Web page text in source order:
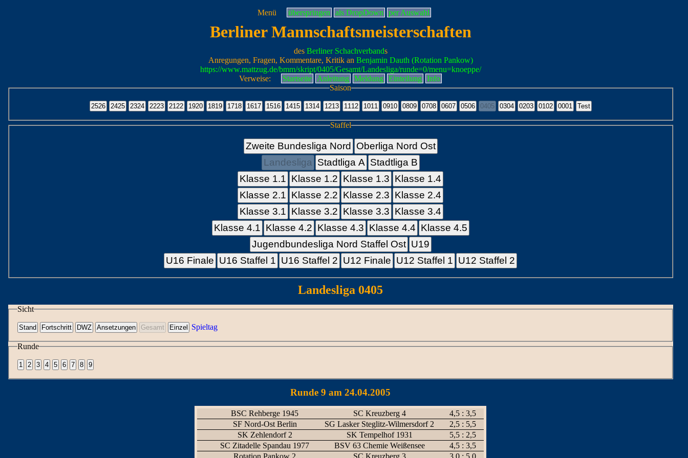
Menü überspringen als DropDown per Auswahl
Berliner Mannschaftsmeisterschaften
des Berliner Schachverbands
Anregungen, Fragen, Kommentare, Kritik an Benjamin Dauth (Rotation Pankow)
https://www.mattzug.de/bmm/skript/0405/Gesamt/Landesliga/runde=0/menu=knoeppe/
Verweise:
Startseite Anleitung Meldung Einteilung
Info
Saison
Staffel
Zweite Bundesliga Nord
Oberliga Nord Ost
Landesliga
Stadtliga A Stadtliga B
Klasse 1.1 Klasse 1.2 Klasse 1.3 Klasse 1.4
Klasse 2.1 Klasse 2.2 Klasse 2.3 Klasse 2.4
Klasse 3.1 Klasse 3.2 Klasse 3.3 Klasse 3.4
Klasse 4.1 Klasse 4.2 Klasse 4.3 Klasse 4.4 Klasse 4.5
Jugendbundesliga Nord Staffel Ost U19
U16 Finale U16 Staffel 1 U16 Staffel 2 U12 Finale U12 Staffel 1 U12 Staffel 2
Landesliga 0405
Sicht
Spieltag
Runde
Runde 9 am 24.04.2005
BSC Rehberge 1945 SC Kreuzberg 4
4,5 : 3,5
SF Nord-Ost Berlin
SG Lasker Steglitz-Wilmersdorf 2
2,5 : 5,5
SK Zehlendorf 2
SK Tempelhof 1931
5,5 : 2,5
SC Zitadelle Spandau 1977
BSV 63 Chemie Weißensee
4,5 : 3,5
Rotation Pankow 2
SC Kreuzberg 3 3,0 : 5,0